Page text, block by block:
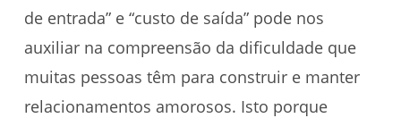
de entrada” e “custo de saída” pode nos
auxiliar na compreensão da dificuldade que
muitas pessoas têm para construir e manter
relacionamentos amorosos. Isto porque